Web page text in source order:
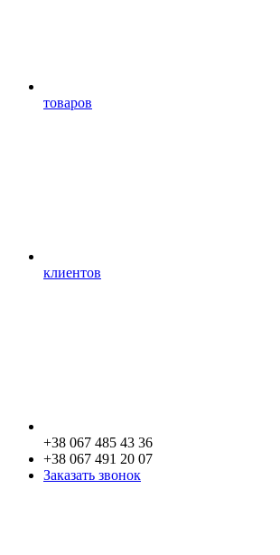
товаров
клиентов
+38 067 485 43 36
+38 067 491 20 07
Заказать звонок